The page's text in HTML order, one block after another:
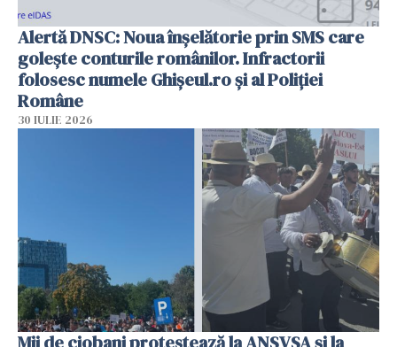
Alertă DNSC: Noua înșelătorie prin SMS care
golește conturile românilor. Infractorii
folosesc numele Ghișeul.ro și al Poliției
Române
30 IULIE 2026